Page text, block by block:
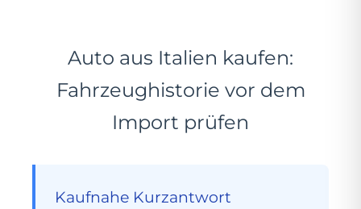
Auto aus Italien kaufen:
Fahrzeughistorie vor dem
Import prüfen
Kaufnahe Kurzantwort